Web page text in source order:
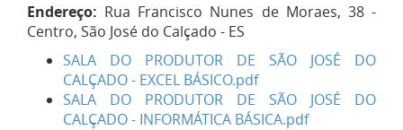
Endereço: Rua Francisco Nunes de Moraes, 38 -
Centro, São José do Calçado - ES
SALA DO PRODUTOR DE SÃO JOSÉ DO
CALÇADO - EXCEL BÁSICO.pdf
SALA DO PRODUTOR DE SÃO JOSÉ DO
CALÇADO - INFORMÁTICA BÁSICA.pdf